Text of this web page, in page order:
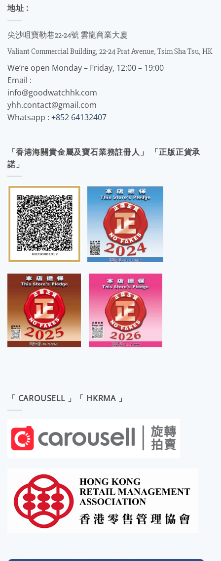
地址 :
尖沙咀寶勒巷22-24號 雲龍商業大廈
Valiant Commercial Building, 22-24 Prat Avenue, Tsim Sha Tsu, HK
We’re open Monday – Friday, 12:00 – 19:00
Email :
info@goodwatchhk.com
yhh.contact@gmail.com
Whatsapp : +852 64132407
「香港海關貴金屬及寶石業務註冊人」 「正版正貨承
諾」
「 CAROUSELL 」「 HKRMA 」